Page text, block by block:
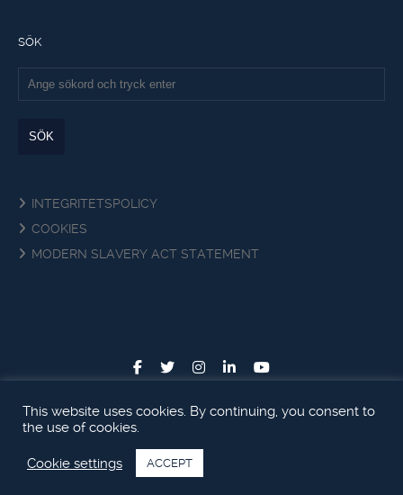
SÖK
INTEGRITETSPOLICY
COOKIES
MODERN SLAVERY ACT STATEMENT
This website uses cookies. By continuing, you consent to
the use of cookies.
Cookie settings ACCEPT